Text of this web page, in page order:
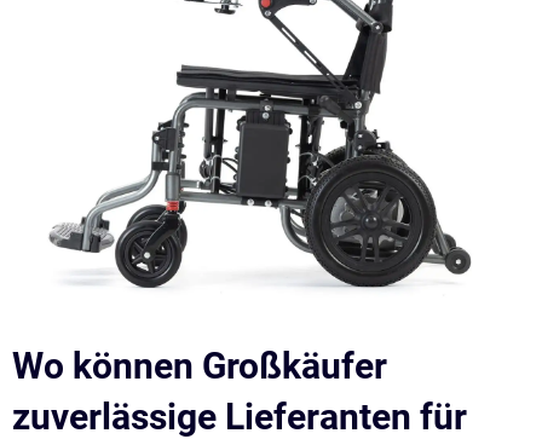
Wo können Großkäufer
zuverlässige Lieferanten für